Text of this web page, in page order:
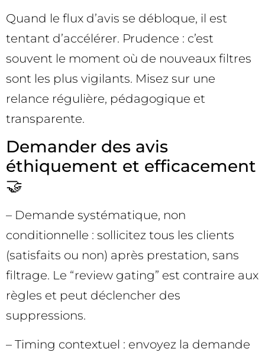
Quand le flux d’avis se débloque, il est
tentant d’accélérer. Prudence : c’est
souvent le moment où de nouveaux filtres
sont les plus vigilants. Misez sur une
relance régulière, pédagogique et
transparente.
Demander des avis
éthiquement et efficacement
🤝
– Demande systématique, non
conditionnelle : sollicitez tous les clients
(satisfaits ou non) après prestation, sans
filtrage. Le “review gating” est contraire aux
règles et peut déclencher des
suppressions.
– Timing contextuel : envoyez la demande